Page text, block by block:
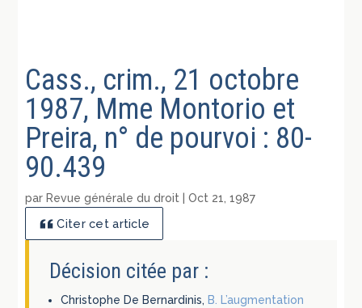
Cass., crim., 21 octobre
1987, Mme Montorio et
Preira, n° de pourvoi : 80-
90.439
par Revue générale du droit |Oct 21, 1987
Citer cet article
Décision citée par :
Christophe De Bernardinis, B. L’augmentation